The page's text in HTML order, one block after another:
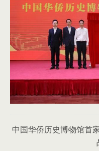
中国华侨历史博物馆首